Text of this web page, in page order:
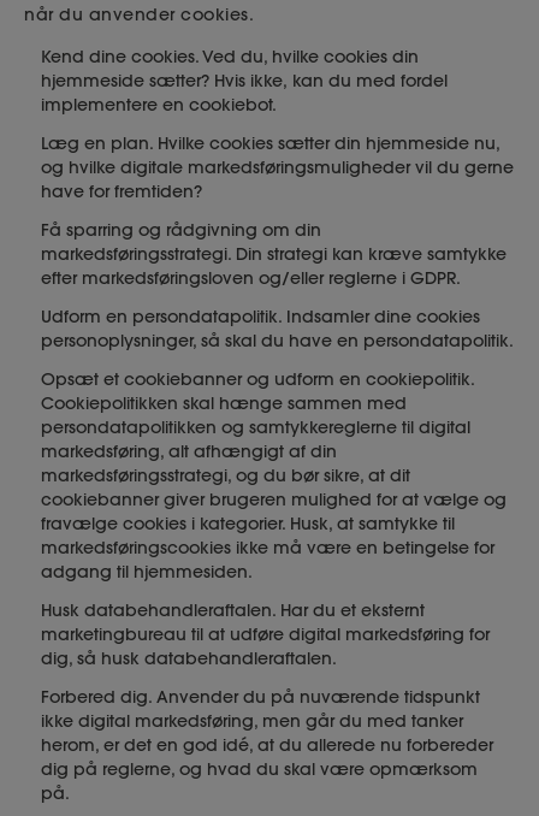
når du anvender cookies.
Kend dine cookies. Ved du, hvilke cookies din
hjemmeside sætter? Hvis ikke, kan du med fordel
implementere en cookiebot.
Læg en plan. Hvilke cookies sætter din hjemmeside nu,
og hvilke digitale markedsføringsmuligheder vil du gerne
have for fremtiden?
Få sparring og rådgivning om din
markedsføringsstrategi. Din strategi kan kræve samtykke
efter markedsføringsloven og/eller reglerne i GDPR.
Udform en persondatapolitik. Indsamler dine cookies
personoplysninger, så skal du have en persondatapolitik.
Opsæt et cookiebanner og udform en cookiepolitik.
Cookiepolitikken skal hænge sammen med
persondatapolitikken og samtykkereglerne til digital
markedsføring, alt afhængigt af din
markedsføringsstrategi, og du bør sikre, at dit
cookiebanner giver brugeren mulighed for at vælge og
fravælge cookies i kategorier. Husk, at samtykke til
markedsføringscookies ikke må være en betingelse for
adgang til hjemmesiden.
Husk databehandleraftalen. Har du et eksternt
marketingbureau til at udføre digital markedsføring for
dig, så husk databehandleraftalen.
Forbered dig. Anvender du på nuværende tidspunkt
ikke digital markedsføring, men går du med tanker
herom, er det en god idé, at du allerede nu forbereder
dig på reglerne, og hvad du skal være opmærksom
på.